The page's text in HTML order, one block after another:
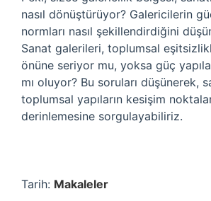
nasıl dönüştürüyor? Galericilerin
normları nasıl şekillendirdiğini
Sanat galerileri, toplumsal
önüne seriyor mu, yoksa güç
mı oluyor? Bu soruları düşünerek,
toplumsal yapıların kesişim
derinlemesine sorgulayabiliriz.
Tarih: Makaleler